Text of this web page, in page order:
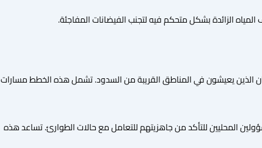
الزائدة بشكل متحكم فيه لتجنب الفيضانات المفاجئة.
يعيشون في المناطق القريبة من السدود. تشمل هذه الخطط مسارات
المحليين للتأكد من جاهزيتهم للتعامل مع حالات الطوارئ. تساعد هذه